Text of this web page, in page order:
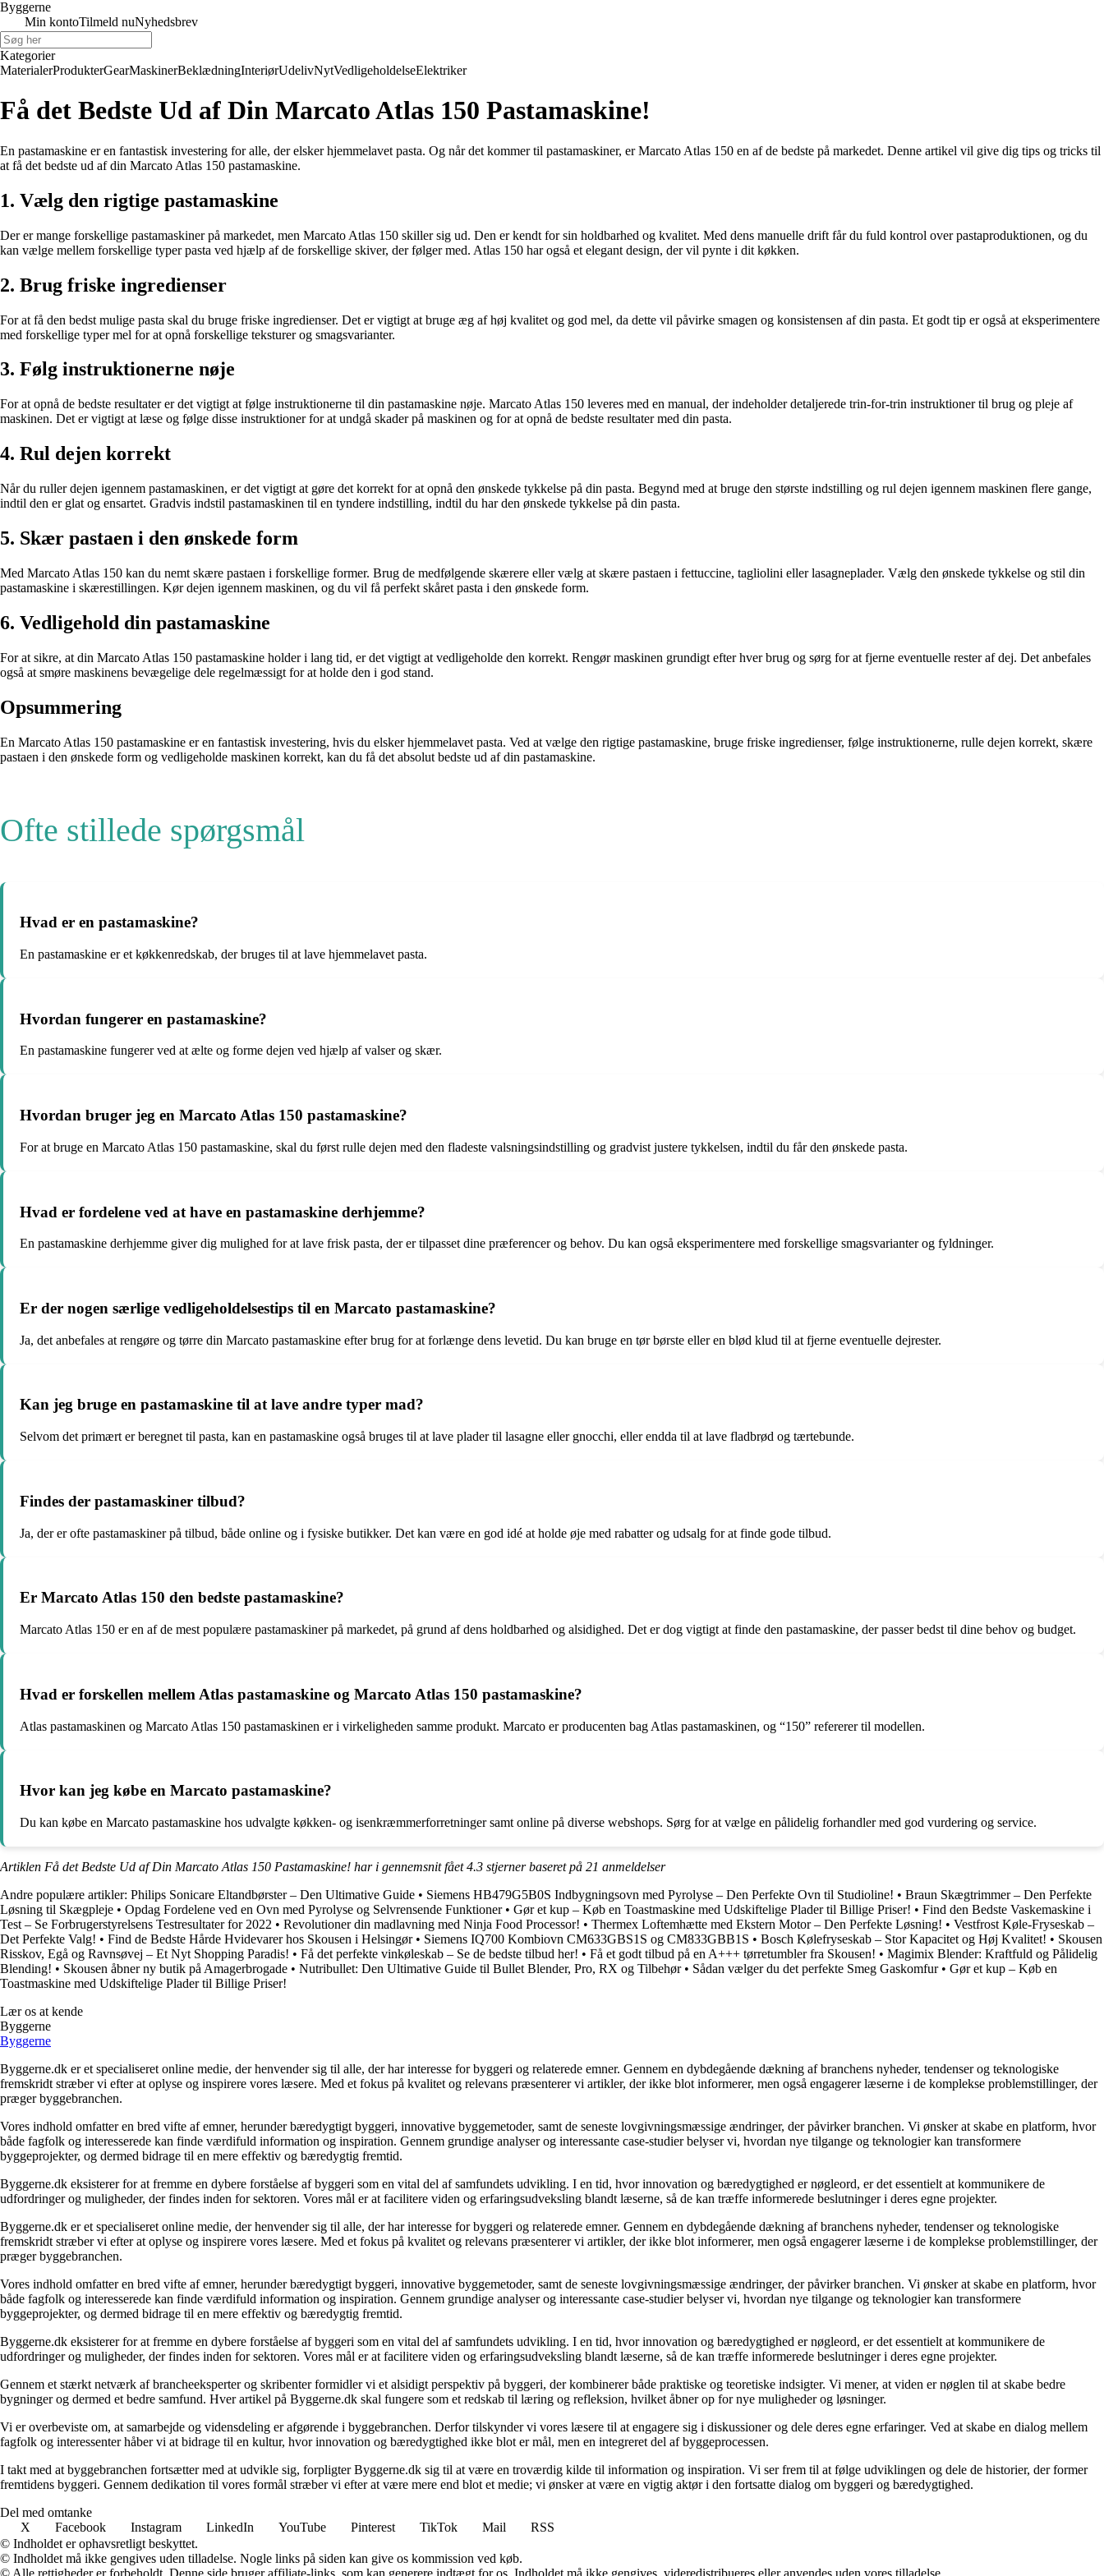
Byggerne
Min kontoTilmeld nuNyhedsbrev
Kategorier
MaterialerProdukterGearMaskinerBeklædningInteriørUdelivNytVedligeholdelseElektriker
Få det Bedste Ud af Din Marcato Atlas 150 Pastamaskine!
En pastamaskine er en fantastisk investering for alle, der elsker hjemmelavet pasta. Og når det kommer til pastamaskiner, er Marcato Atlas 150 en af de bedste på markedet. Denne artikel vil give dig tips og tricks til
at få det bedste ud af din Marcato Atlas 150 pastamaskine.
1. Vælg den rigtige pastamaskine
Der er mange forskellige pastamaskiner på markedet, men Marcato Atlas 150 skiller sig ud. Den er kendt for sin holdbarhed og kvalitet. Med dens manuelle drift får du fuld kontrol over pastaproduktionen, og du
kan vælge mellem forskellige typer pasta ved hjælp af de forskellige skiver, der følger med. Atlas 150 har også et elegant design, der vil pynte i dit køkken.
2. Brug friske ingredienser
For at få den bedst mulige pasta skal du bruge friske ingredienser. Det er vigtigt at bruge æg af høj kvalitet og god mel, da dette vil påvirke smagen og konsistensen af din pasta. Et godt tip er også at eksperimentere
med forskellige typer mel for at opnå forskellige teksturer og smagsvarianter.
3. Følg instruktionerne nøje
For at opnå de bedste resultater er det vigtigt at følge instruktionerne til din pastamaskine nøje. Marcato Atlas 150 leveres med en manual, der indeholder detaljerede trin-for-trin instruktioner til brug og pleje af
maskinen. Det er vigtigt at læse og følge disse instruktioner for at undgå skader på maskinen og for at opnå de bedste resultater med din pasta.
4. Rul dejen korrekt
Når du ruller dejen igennem pastamaskinen, er det vigtigt at gøre det korrekt for at opnå den ønskede tykkelse på din pasta. Begynd med at bruge den største indstilling og rul dejen igennem maskinen flere gange,
indtil den er glat og ensartet. Gradvis indstil pastamaskinen til en tyndere indstilling, indtil du har den ønskede tykkelse på din pasta.
5. Skær pastaen i den ønskede form
Med Marcato Atlas 150 kan du nemt skære pastaen i forskellige former. Brug de medfølgende skærere eller vælg at skære pastaen i fettuccine, tagliolini eller lasagneplader. Vælg den ønskede tykkelse og stil din
pastamaskine i skærestillingen. Kør dejen igennem maskinen, og du vil få perfekt skåret pasta i den ønskede form.
6. Vedligehold din pastamaskine
For at sikre, at din Marcato Atlas 150 pastamaskine holder i lang tid, er det vigtigt at vedligeholde den korrekt. Rengør maskinen grundigt efter hver brug og sørg for at fjerne eventuelle rester af dej. Det anbefales
også at smøre maskinens bevægelige dele regelmæssigt for at holde den i god stand.
Opsummering
En Marcato Atlas 150 pastamaskine er en fantastisk investering, hvis du elsker hjemmelavet pasta. Ved at vælge den rigtige pastamaskine, bruge friske ingredienser, følge instruktionerne, rulle dejen korrekt, skære
pastaen i den ønskede form og vedligeholde maskinen korrekt, kan du få det absolut bedste ud af din pastamaskine.
Ofte stillede spørgsmål
Hvad er en pastamaskine?
En pastamaskine er et køkkenredskab, der bruges til at lave hjemmelavet pasta.
Hvordan fungerer en pastamaskine?
En pastamaskine fungerer ved at ælte og forme dejen ved hjælp af valser og skær.
Hvordan bruger jeg en Marcato Atlas 150 pastamaskine?
For at bruge en Marcato Atlas 150 pastamaskine, skal du først rulle dejen med den fladeste valsningsindstilling og gradvist justere tykkelsen, indtil du får den ønskede pasta.
Hvad er fordelene ved at have en pastamaskine derhjemme?
En pastamaskine derhjemme giver dig mulighed for at lave frisk pasta, der er tilpasset dine præferencer og behov. Du kan også eksperimentere med forskellige smagsvarianter og fyldninger.
Er der nogen særlige vedligeholdelsestips til en Marcato pastamaskine?
Ja, det anbefales at rengøre og tørre din Marcato pastamaskine efter brug for at forlænge dens levetid. Du kan bruge en tør børste eller en blød klud til at fjerne eventuelle dejrester.
Kan jeg bruge en pastamaskine til at lave andre typer mad?
Selvom det primært er beregnet til pasta, kan en pastamaskine også bruges til at lave plader til lasagne eller gnocchi, eller endda til at lave fladbrød og tærtebunde.
Findes der pastamaskiner tilbud?
Ja, der er ofte pastamaskiner på tilbud, både online og i fysiske butikker. Det kan være en god idé at holde øje med rabatter og udsalg for at finde gode tilbud.
Er Marcato Atlas 150 den bedste pastamaskine?
Marcato Atlas 150 er en af de mest populære pastamaskiner på markedet, på grund af dens holdbarhed og alsidighed. Det er dog vigtigt at finde den pastamaskine, der passer bedst til dine behov og budget.
Hvad er forskellen mellem Atlas pastamaskine og Marcato Atlas 150 pastamaskine?
Atlas pastamaskinen og Marcato Atlas 150 pastamaskinen er i virkeligheden samme produkt. Marcato er producenten bag Atlas pastamaskinen, og “150” refererer til modellen.
Hvor kan jeg købe en Marcato pastamaskine?
Du kan købe en Marcato pastamaskine hos udvalgte køkken- og isenkræmmerforretninger samt online på diverse webshops. Sørg for at vælge en pålidelig forhandler med god vurdering og service.
Artiklen Få det Bedste Ud af Din Marcato Atlas 150 Pastamaskine! har i gennemsnit fået4.3 stjerner baseret på 21 anmeldelser
Andre populære artikler: Philips Sonicare Eltandbørster – Den Ultimative Guide • Siemens HB479G5B0S Indbygningsovn med Pyrolyse – Den Perfekte Ovn til Studioline! • Braun Skægtrimmer – Den Perfekte
Løsning til Skægpleje • Opdag Fordelene ved en Ovn med Pyrolyse og Selvrensende Funktioner• Gør et kup – Køb en Toastmaskine med Udskiftelige Plader til Billige Priser! • Find den Bedste Vaskemaskine i
Test – Se Forbrugerstyrelsens Testresultater for 2022 • Revolutioner din madlavning med Ninja Food Processor! • Thermex Loftemhætte med Ekstern Motor – Den Perfekte Løsning! • Vestfrost Køle-Fryseskab –
Det Perfekte Valg! • Find de Bedste Hårde Hvidevarer hos Skousen i Helsingør• Siemens IQ700 Kombiovn CM633GBS1S og CM833GBB1S • Bosch Kølefryseskab – Stor Kapacitet og Høj Kvalitet! • Skousen
Risskov, Egå og Ravnsøvej – Et Nyt Shopping Paradis! • Få det perfekte vinkøleskab – Se de bedste tilbud her! • Få et godt tilbud på en A+++ tørretumbler fra Skousen! • Magimix Blender: Kraftfuld og Pålidelig
Blending! • Skousen åbner ny butik på Amagerbrogade • Nutribullet: Den Ultimative Guide til Bullet Blender, Pro, RX og Tilbehør• Sådan vælger du det perfekte Smeg Gaskomfur• Gør et kup – Køb en
Toastmaskine med Udskiftelige Plader til Billige Priser!
Lær os at kende
Byggerne
Byggerne
Byggerne.dk er et specialiseret online medie, der henvender sig til alle, der har interesse for byggeri og relaterede emner. Gennem en dybdegående dækning af branchens nyheder, tendenser og teknologiske
fremskridt stræber vi efter at oplyse og inspirere vores læsere. Med et fokus på kvalitet og relevans præsenterer vi artikler, der ikke blot informerer, men også engagerer læserne i de komplekse problemstillinger, der
præger byggebranchen.
Vores indhold omfatter en bred vifte af emner, herunder bæredygtigt byggeri, innovative byggemetoder, samt de seneste lovgivningsmæssige ændringer, der påvirker branchen. Vi ønsker at skabe en platform, hvor
både fagfolk og interesserede kan finde værdifuld information og inspiration. Gennem grundige analyser og interessante case-studier belyser vi, hvordan nye tilgange og teknologier kan transformere
byggeprojekter, og dermed bidrage til en mere effektiv og bæredygtig fremtid.
Byggerne.dk eksisterer for at fremme en dybere forståelse af byggeri som en vital del af samfundets udvikling. I en tid, hvor innovation og bæredygtighed er nøgleord, er det essentielt at kommunikere de
udfordringer og muligheder, der findes inden for sektoren. Vores mål er at facilitere viden og erfaringsudveksling blandt læserne, så de kan træffe informerede beslutninger i deres egne projekter.
Byggerne.dk er et specialiseret online medie, der henvender sig til alle, der har interesse for byggeri og relaterede emner. Gennem en dybdegående dækning af branchens nyheder, tendenser og teknologiske
fremskridt stræber vi efter at oplyse og inspirere vores læsere. Med et fokus på kvalitet og relevans præsenterer vi artikler, der ikke blot informerer, men også engagerer læserne i de komplekse problemstillinger, der
præger byggebranchen.
Vores indhold omfatter en bred vifte af emner, herunder bæredygtigt byggeri, innovative byggemetoder, samt de seneste lovgivningsmæssige ændringer, der påvirker branchen. Vi ønsker at skabe en platform, hvor
både fagfolk og interesserede kan finde værdifuld information og inspiration. Gennem grundige analyser og interessante case-studier belyser vi, hvordan nye tilgange og teknologier kan transformere
byggeprojekter, og dermed bidrage til en mere effektiv og bæredygtig fremtid.
Byggerne.dk eksisterer for at fremme en dybere forståelse af byggeri som en vital del af samfundets udvikling. I en tid, hvor innovation og bæredygtighed er nøgleord, er det essentielt at kommunikere de
udfordringer og muligheder, der findes inden for sektoren. Vores mål er at facilitere viden og erfaringsudveksling blandt læserne, så de kan træffe informerede beslutninger i deres egne projekter.
Gennem et stærkt netværk af brancheeksperter og skribenter formidler vi et alsidigt perspektiv på byggeri, der kombinerer både praktiske og teoretiske indsigter. Vi mener, at viden er nøglen til at skabe bedre
bygninger og dermed et bedre samfund. Hver artikel på Byggerne.dk skal fungere som et redskab til læring og refleksion, hvilket åbner op for nye muligheder og løsninger.
Vi er overbeviste om, at samarbejde og vidensdeling er afgørende i byggebranchen. Derfor tilskynder vi vores læsere til at engagere sig i diskussioner og dele deres egne erfaringer. Ved at skabe en dialog mellem
fagfolk og interessenter håber vi at bidrage til en kultur, hvor innovation og bæredygtighed ikke blot er mål, men en integreret del af byggeprocessen.
I takt med at byggebranchen fortsætter med at udvikle sig, forpligter Byggerne.dk sig til at være en troværdig kilde til information og inspiration. Vi ser frem til at følge udviklingen og dele de historier, der former
fremtidens byggeri. Gennem dedikation til vores formål stræber vi efter at være mere end blot et medie; vi ønsker at være en vigtig aktør i den fortsatte dialog om byggeri og bæredygtighed.
Del med omtanke
X
Facebook Instagram LinkedIn YouTube Pinterest TikTok Mail
RSS
© Indholdet er ophavsretligt beskyttet.
© Indholdet må ikke gengives uden tilladelse. Nogle links på siden kan give os kommission ved køb.
© Alle rettigheder er forbeholdt. Denne side bruger affiliate-links, som kan generere indtægt for os. Indholdet må ikke gengives, videredistribueres eller anvendes uden vores tilladelse.